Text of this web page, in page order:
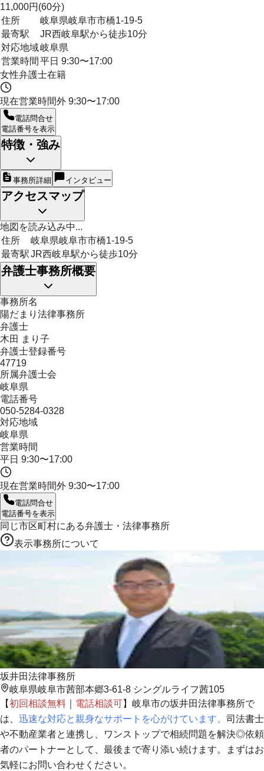
11,000円(60分)
住所
岐阜県岐阜市市橋1-19-5
最寄駅
JR西岐阜駅から徒歩10分
対応地域岐阜県
営業時間 平日 9:30〜17:00
女性弁護士在籍
現在営業時間外 9:30〜17:00
電話問合せ
電話番号を表示
特徴・強み
事務所詳細 インタビュー
アクセスマップ
地図を読み込み中...
住所
岐阜県岐阜市市橋1-19-5
最寄駅JR西岐阜駅から徒歩10分
弁護士事務所概要
事務所名
陽だまり法律事務所
弁護士
木田 まり子
弁護士登録番号
47719
所属弁護士会
岐阜県
電話番号
050-5284-0328
対応地域
岐阜県
営業時間
平日 9:30〜17:00
現在営業時間外 9:30〜17:00
電話問合せ
電話番号を表示
同じ市区町村にある弁護士・法律事務所
表示事務所について
坂井田法律事務所
岐阜県岐阜市茜部本郷3-61-8 シングルライフ茜105
【初回相談無料 電話相談可】岐阜市の坂井田法律事務所で
は、 迅速な対応と親身なサポートを心がけています。 司法書士
や不動産業者と連携し、
ワンストップで相続問題を解決◎依頼
者のパートナーとして、最後まで寄り添い続けます。まずはお
気軽にお問い合わせください。